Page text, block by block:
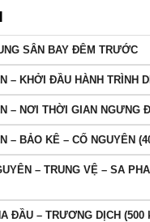
SÂN BAY ĐÊM TRƯỚC
– KHỞI ĐẦU HÀNH TRÌNH
– NƠI THỜI GIAN NGƯNG
– BẢO KÊ – CỐ NGUYÊN
– TRUNG VỆ – SA
ĐẦU – TRƯƠNG DỊCH (500